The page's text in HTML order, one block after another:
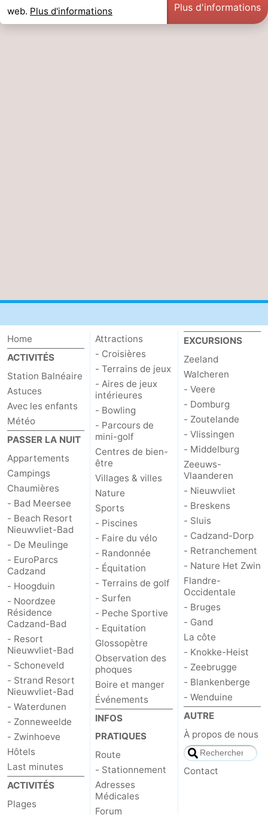
web. Plus d'informations Plus d'informations
Home
ACTIVITÉS
Station Balnéaire
Astuces
Avec les enfants
Météo
PASSER LA NUIT
Appartements
Campings
Chaumières
- Bad Meersee
- Beach Resort
Nieuwvliet-Bad
- De Meulinge
- EuroParcs
Cadzand
- Hoogduin
- Noordzee
Résidence
Cadzand-Bad
- Resort
Nieuwvliet-Bad
- Schoneveld
- Strand Resort
Nieuwvliet-Bad
- Waterdunen
- Zonneweelde
- Zwinhoeve
Hôtels
Last minutes
ACTIVITÉS
Plages
Attractions
- Croisières
- Terrains de jeux
- Aires de jeux
intérieures
- Bowling
- Parcours de
mini-golf
Centres de bien-
être
Villages & villes
Nature
Sports
- Piscines
- Faire du vélo
- Randonnée
- Équitation
- Terrains de golf
- Surfen
- Peche Sportive
- Equitation
Glossopètre
Observation des
phoques
Boire et manger
Événements
INFOS
PRATIQUES
Route
- Stationnement
Adresses
Médicales
Forum
EXCURSIONS
Zeeland
Walcheren
- Veere
- Domburg
- Zoutelande
- Vlissingen
- Middelburg
Zeeuws-
Vlaanderen
- Nieuwvliet
- Breskens
- Sluis
- Cadzand-Dorp
- Retranchement
- Nature Het Zwin
Flandre-
Occidentale
- Bruges
- Gand
La côte
- Knokke-Heist
- Zeebrugge
- Blankenberge
- Wenduine
AUTRE
À propos de nous
Contact